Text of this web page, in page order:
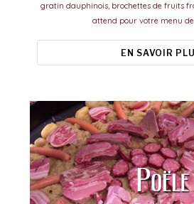
gratin dauphinois, brochettes de fruits
attend pour votre menu
EN SAVOIR